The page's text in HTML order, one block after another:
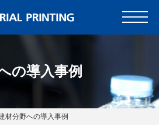
の導入事例
材分野への導入事例